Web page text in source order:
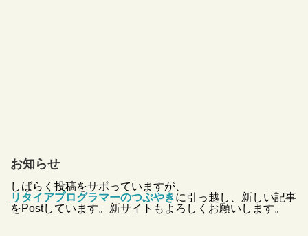
お知らせ
しばらく投稿をサボっていますが、
リタイアプログラマーのつぶやきに引っ越し、新しい記事
をPostしています。新サイトもよろしくお願いします。